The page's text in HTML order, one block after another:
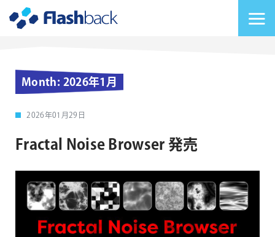
Month: 2026年1月
2026年01月29日
Fractal Noise Browser 発売